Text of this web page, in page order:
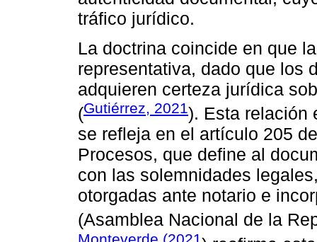
tráfico jurídico.
La doctrina coincide en que
representativa, dado que los
adquieren certeza jurídica
(Gutiérrez, 2021). Esta relación
se refleja en el artículo 205
Procesos, que define al
con las solemnidades
otorgadas ante notario e
(Asamblea Nacional de la
Monteverde (2021